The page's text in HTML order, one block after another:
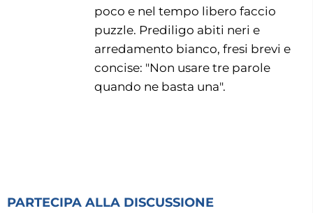
poco e nel tempo libero faccio
puzzle. Prediligo abiti neri e
arredamento bianco, fresi brevi e
concise: "Non usare tre parole
quando ne basta una".
PARTECIPA ALLA DISCUSSIONE